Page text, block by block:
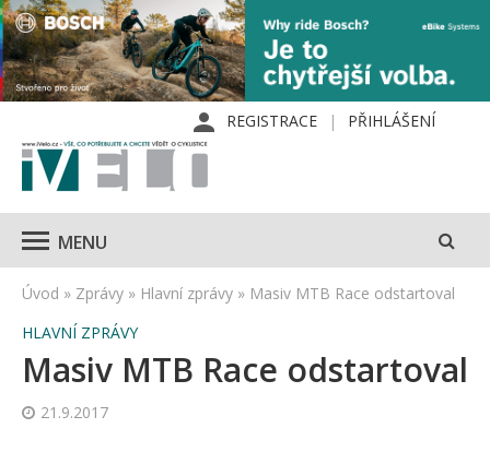
REGISTRACE PŘIHLÁŠENÍ
MENU
Úvod » Zprávy » Hlavní zprávy » Masiv MTB Race odstartoval
HLAVNÍ ZPRÁVY
Masiv MTB Race odstartoval
21.9.2017